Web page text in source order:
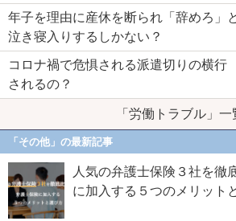
年子を理由に産休を断られ「辞めろ」
泣き寝入りするしかない？
コロナ禍で危惧される派遣切りの横
されるの？
「労働トラブル」一
「その他」の最新記事
人気の弁護士保険３社を徹
に加入する５つのメリット